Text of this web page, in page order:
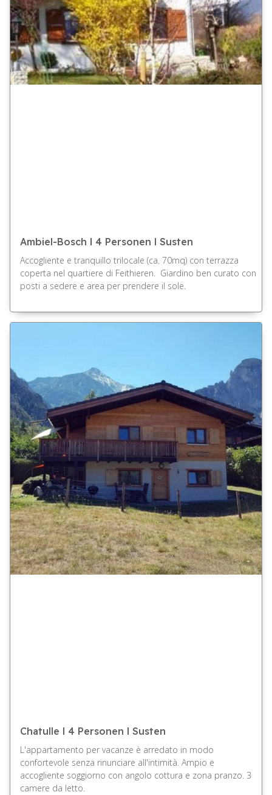
Ambiel-Bosch l 4 Personen l Susten
Accogliente e tranquillo trilocale (ca. 70mq) con terrazza
coperta nel quartiere di Feithieren. Giardino ben curato con
posti a sedere e area per prendere il sole.
Chatulle l 4 Personen l Susten
L'appartamento per vacanze è arredato in modo
confortevole senza rinunciare all'intimità. Ampio e
accogliente soggiorno con angolo cottura e zona pranzo. 3
camere da letto.